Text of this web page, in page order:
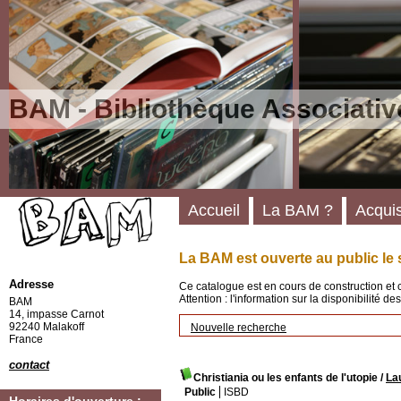
BAM - Bibliothèque
La BAM est ouverte au public le
Ce catalogue est en cours de construction
Attention : l'information sur la disponibilité
Nouvelle recherche
Christiania ou les enfants de l'utopie /
Public
ISBD
Accueil La BAM ?
Adresse
BAM
14, impasse Carnot
92240 Malakoff
France
contact